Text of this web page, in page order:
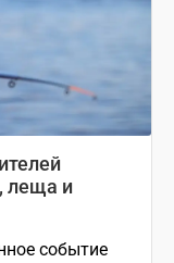
леща и
событие